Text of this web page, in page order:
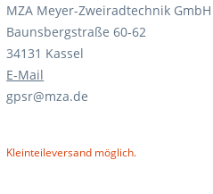
MZA Meyer-Zweiradtechnik GmbH
Baunsbergstraße 60-62
34131 Kassel
E-Mail
gpsr@mza.de
Kleinteileversand möglich.